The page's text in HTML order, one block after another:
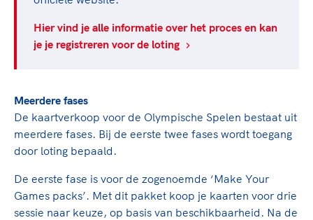
Sport verenigt. Op sportclubs, pleintjes, tijdens
een rondje fietsen, door samen te skaten of naar
de sportschool te gaan. Door samen te juichen
de halve marathon van je moeder of de
hockeywedstrijd van je buurjongen.
Lees verder
Clubondersteuning
Beroepskrachten
Voor welk gedrag staat de club? Wat mag wel
langs de lijn, in de kleedkamer, kantine en online?
En wat mag vooral niet? Een gedragscode geeft
hier richting aan en is dus een belangrijk
onderdeel van het clubbeleid rondom gewenst en
ongewenst gedrag.
De TeamNL Academie biedt een leer- en
bestuurders, (technisch) directeuren, managers en
toekomstig kader.
Lees verder
Hier vind je alle informatie over het proces en kan
je je registreren voor de loting
Meerdere fases
De kaartverkoop voor de Olympische Spelen bestaat uit
meerdere fases. Bij de eerste twee fases wordt toegang
door loting bepaald.
De eerste fase is voor de zogenoemde ‘Make Your
Games packs’. Met dit pakket koop je kaarten voor drie
sessie naar keuze, op basis van beschikbaarheid. Na de